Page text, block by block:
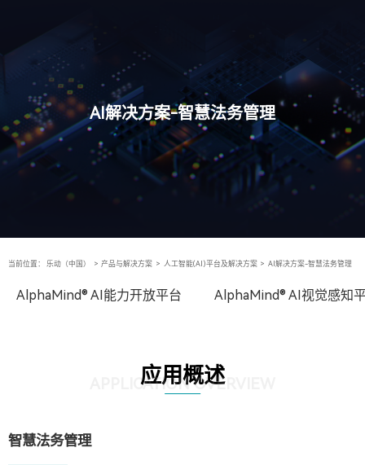
AI解决方案-智慧法务管理
当前位置： 乐动（中国） > 产品与解决方案 > 人工智能(AI)平台及解决方案 > AI解决方案-智慧法务管理
AlphaMind® AI能力开放平台 AlphaMind® AI视觉感知
应用概述
APPLICATION OVERVIEW
智慧法务管理